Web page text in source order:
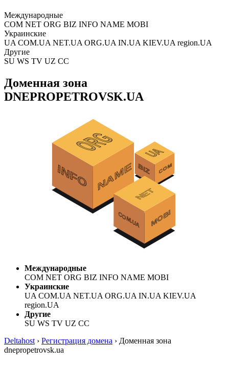
Международные
COM NET ORG BIZ INFO NAME MOBI
Украинские
UA COM.UA NET.UA ORG.UA IN.UA KIEV.UA region.UA
Другие
SU WS TV UZ CC
Доменная зона
DNEPROPETROVSK.UA
Международные
COM NET ORG BIZ INFO NAME MOBI
Украинские
UA COM.UA NET.UA ORG.UA IN.UA KIEV.UA
region.UA
Другие
SU WS TV UZ CC
Deltahost › Регистрация домена › Доменная зона
dnepropetrovsk.ua